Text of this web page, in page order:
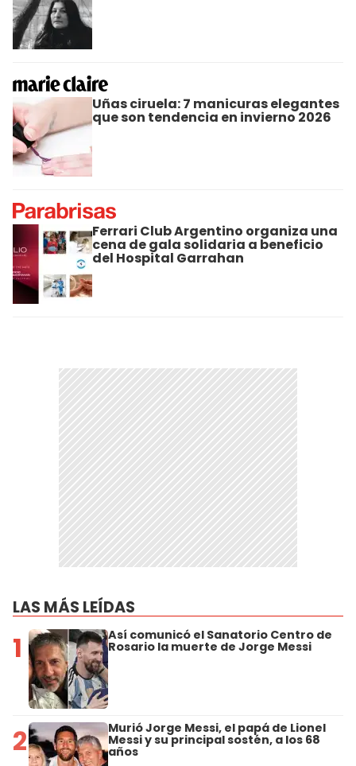
Uñas ciruela: 7 manicuras elegantes
que son tendencia en invierno 2026
Ferrari Club Argentino organiza una
cena de gala solidaria a beneficio
del Hospital Garrahan
LAS MÁS LEÍDAS
1 Así comunicó el Sanatorio Centro de
Rosario la muerte de Jorge Messi
2 Murió Jorge Messi, el papá de Lionel
Messi y su principal sostén, a los 68
años